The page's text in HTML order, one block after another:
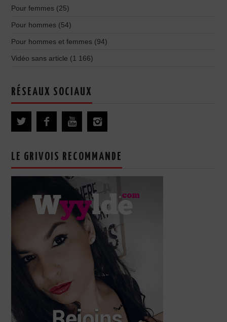
Pour femmes (25)
Pour hommes (54)
Pour hommes et femmes (94)
Vidéo sans article (1 166)
RÉSEAUX SOCIAUX
LE GRIVOIS RECOMMANDE